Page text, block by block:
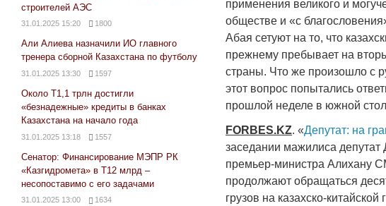
применения великого и
обществе и «с
Абая сетуют на то, что
прежнему пребывает на
страны. Что же произошло с
этот вопрос попытались
прошлой неделе в южной
FORBES.KZ. «Депутат: на
заседании мажилиса
премьер-министра Алихану
продолжают обращаться
грузов на казахско-
строителей АЭС
31.01.2025 15:20 1800
Али Алиева назначили ИО главного
тренера сборной Казахстана по футболу
31.01.2025 13:30 1597
Около Т1,1 трлн достигли
«безнадежные» кредиты в банках
Казахстана на начало года
31.01.2025 13:18 1557
Сенатор: Финансирование МЭПР РК
«Казгидромета» в Т12 млрд –
несопоставимо с его задачами
31.01.2025 13:00 1634